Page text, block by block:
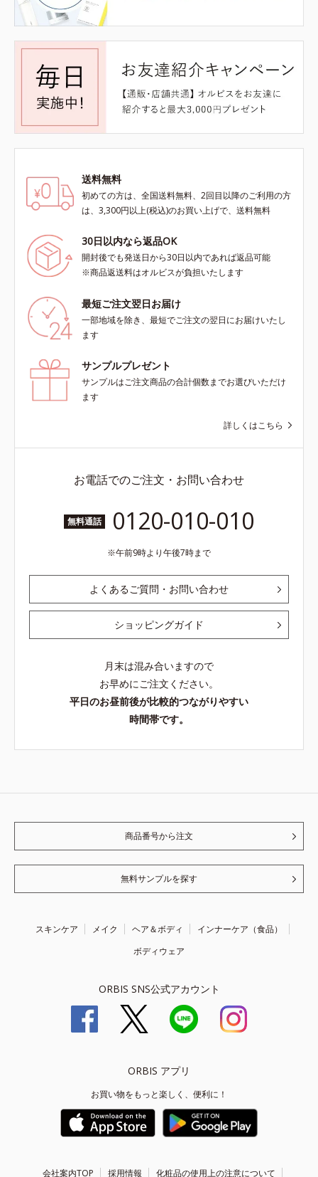
送料無料
初めての方は、全国送料無料、2回目以降のご利用の方
は、3,300円以上(税込)のお買い上げで、送料無料
30日以内なら返品OK
開封後でも発送日から30日以内であれば返品可能
※商品返送料はオルビスが負担いたします
最短ご注文翌日お届け
一部地域を除き、最短でご注文の翌日にお届けいたし
ます
サンプルプレゼント
サンプルはご注文商品の合計個数までお選びいただけ
ます
詳しくはこちら
お電話でのご注文・お問い合わせ
無料通話 0120-010-010
午前9時より午後7時まで
よくあるご質問・お問い合わせ
ショッピングガイド
月末は混み合いますので
お早めにご注文ください。
平日のお昼前後が比較的つながりやすい
時間帯です。
商品番号から注文
無料サンプルを探す
スキンケア メイク ヘア＆ボディ
インナーケア（食品）
ボディウェア
ORBIS SNS公式アカウント
ORBIS アプリ
お買い物をもっと楽しく、便利に！
会社案内TOP 採用情報 化粧品の使用上の注意について